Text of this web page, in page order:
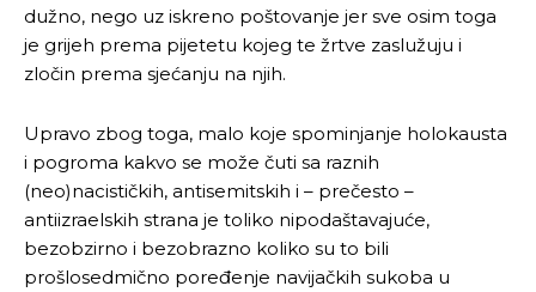
dužno, nego uz iskreno poštovanje jer sve osim toga
je grijeh prema pijetetu kojeg te žrtve zaslužuju i
zločin prema sjećanju na njih.
Upravo zbog toga, malo koje spominjanje holokausta
i pogroma kakvo se može čuti sa raznih
(neo)nacističkih, antisemitskih i – prečesto –
antiizraelskih strana je toliko nipodaštavajuće,
bezobzirno i bezobrazno koliko su to bili
prošlosedmično poređenje navijačkih sukoba u